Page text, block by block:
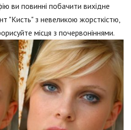
ви повинні побачити вихідне
"Кисть" з невеликою жорсткістю,
місця з почервоніннями.